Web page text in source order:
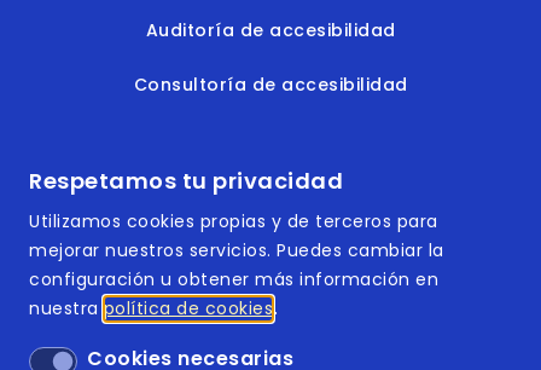
Respetamos tu privacidad
Utilizamos cookies propias y de terceros para
mejorar nuestros servicios. Puedes cambiar la
configuración u obtener más información en
nuestra política de cookies
Cookies necesarias
Auditoría de accesibilidad
Consultoría de accesibilidad
Documentos accesibles
Footer | Menú ISO 9001:2015